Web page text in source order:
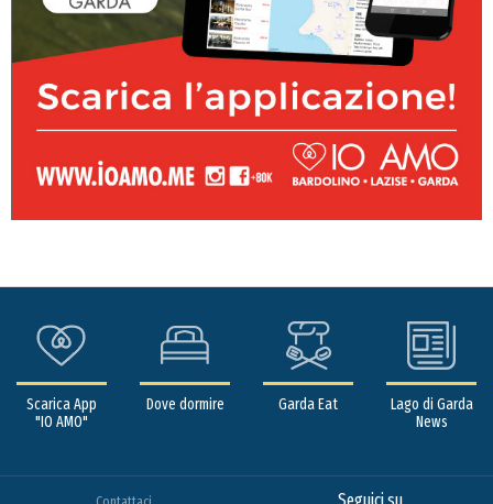
Scarica App
"IO AMO"
Dove dormire Garda Eat
Lago di Garda
News